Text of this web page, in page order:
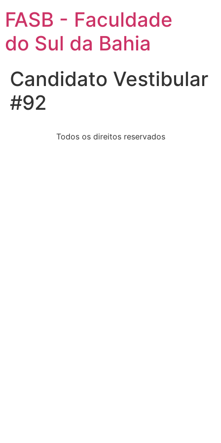
FASB - Faculdade
do Sul da Bahia
Candidato Vestibular
#92
Todos os direitos reservados